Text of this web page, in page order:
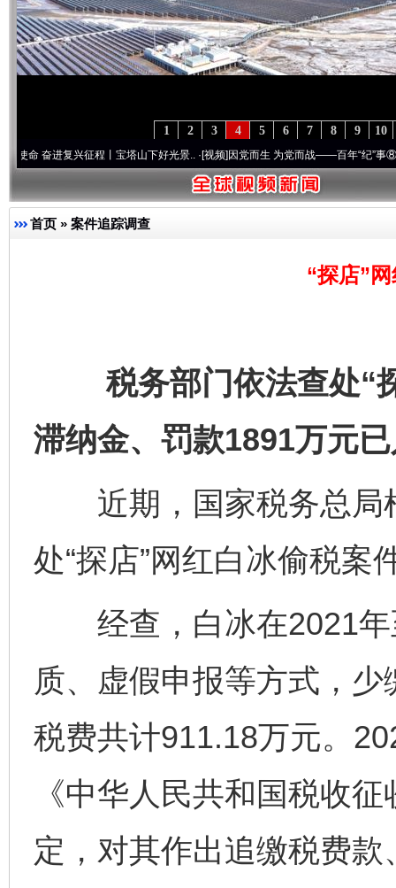
10
9
8
7
6
5
4
3
2
1
复兴征程丨宝塔山下好光景..·[视频]因党而生 为党而战——百年“纪”事⑧加强纪律..
首页 » 案件追踪调查
“探店”
税务部门依法查处“探
滞纳金、罚款1891万元
近期，国家税务总局
处“探店”网红白冰偷税案
经查，白冰在2021年
质、虚假申报等方式，
税费共计911.18万元。
《中华人民共和国税收
定，对其作出追缴税费